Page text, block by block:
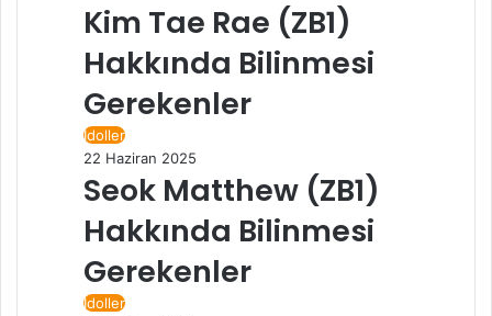
Kim Tae Rae (ZB1)
Hakkında Bilinmesi
Gerekenler
İdoller
22 Haziran 2025
Seok Matthew (ZB1)
Hakkında Bilinmesi
Gerekenler
İdoller